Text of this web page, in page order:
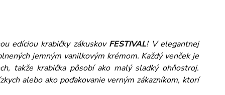
edíciou krabičky zákuskov FESTIVAL! V elegantnej
jemným vanilkovým krémom. Každý venček je
takže krabička pôsobí ako malý sladký ohňostroj.
alebo ako poďakovanie verným zákazníkom, ktorí